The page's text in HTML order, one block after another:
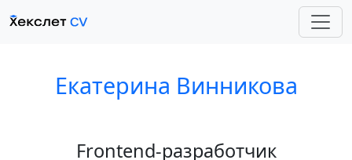
Екатерина Винникова
Frontend-разработчик